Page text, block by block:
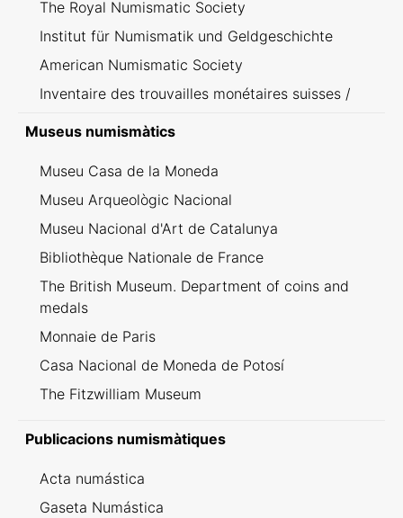
The Royal Numismatic Society
Institut für Numismatik und Geldgeschichte
American Numismatic Society
Inventaire des trouvailles monétaires suisses /
Museus numismàtics
Museu Casa de la Moneda
Museu Arqueològic Nacional
Museu Nacional d'Art de Catalunya
Bibliothèque Nationale de France
The British Museum. Department of coins and
medals
Monnaie de Paris
Casa Nacional de Moneda de Potosí
The Fitzwilliam Museum
Publicacions numismàtiques
Acta numástica
Gaseta Numástica